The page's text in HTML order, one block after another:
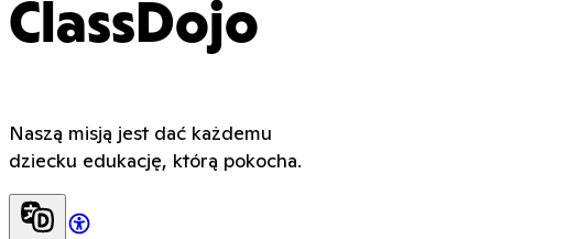
ClassDojo
Naszą misją jest dać każdemu
dziecku edukację, którą pokocha.